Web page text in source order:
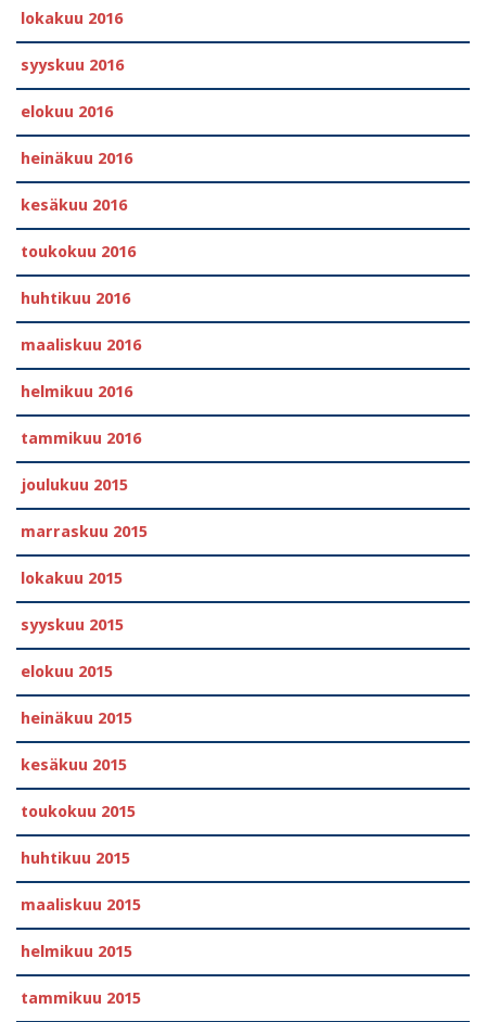
lokakuu 2016
syyskuu 2016
elokuu 2016
heinäkuu 2016
kesäkuu 2016
toukokuu 2016
huhtikuu 2016
maaliskuu 2016
helmikuu 2016
tammikuu 2016
joulukuu 2015
marraskuu 2015
lokakuu 2015
syyskuu 2015
elokuu 2015
heinäkuu 2015
kesäkuu 2015
toukokuu 2015
huhtikuu 2015
maaliskuu 2015
helmikuu 2015
tammikuu 2015